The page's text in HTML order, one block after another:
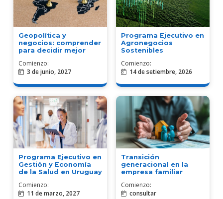
Geopolítica y
negocios: comprender
para decidir mejor
Comienzo:
3 de junio, 2027
Programa Ejecutivo en
Agronegocios
Sostenibles
Comienzo:
14 de setiembre, 2026
Programa Ejecutivo en
Gestión y Economía
de la Salud en Uruguay
Comienzo:
11 de marzo, 2027
Transición
generacional en la
empresa familiar
Comienzo:
consultar